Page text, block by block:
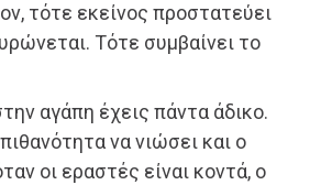
τότε εκείνος προστατεύει
Τότε συμβαίνει το
αγάπη έχεις πάντα άδικο.
να νιώσει και ο
οι εραστές είναι κοντά, ο